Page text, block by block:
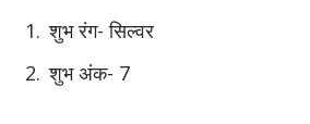
शुभ रंग- सिल्वर
शुभ अंक- 7